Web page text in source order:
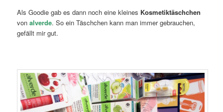
Als Goodie gab es dann noch eine kleines Kosmetiktäschchen
vonalverde. So ein Täschchen kann man immer gebrauchen,
gefällt mir gut.